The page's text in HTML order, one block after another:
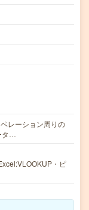
レーション周りの
タ…
・ピ